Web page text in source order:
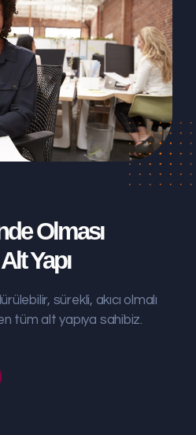
Olması
Yapı
sürekli, akıcı olmalı
tüm alt yapıya sahibiz.